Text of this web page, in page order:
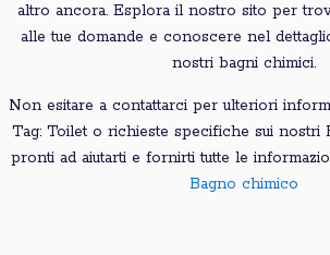
altro ancora. Esplora il nostro sito per
alle tue domande e conoscere nel
nostri bagni chimici.
Non esitare a contattarci per ulteriori
Tag: Toilet o richieste specifiche sui nostri
pronti ad aiutarti e fornirti tutte le
Bagno chimico